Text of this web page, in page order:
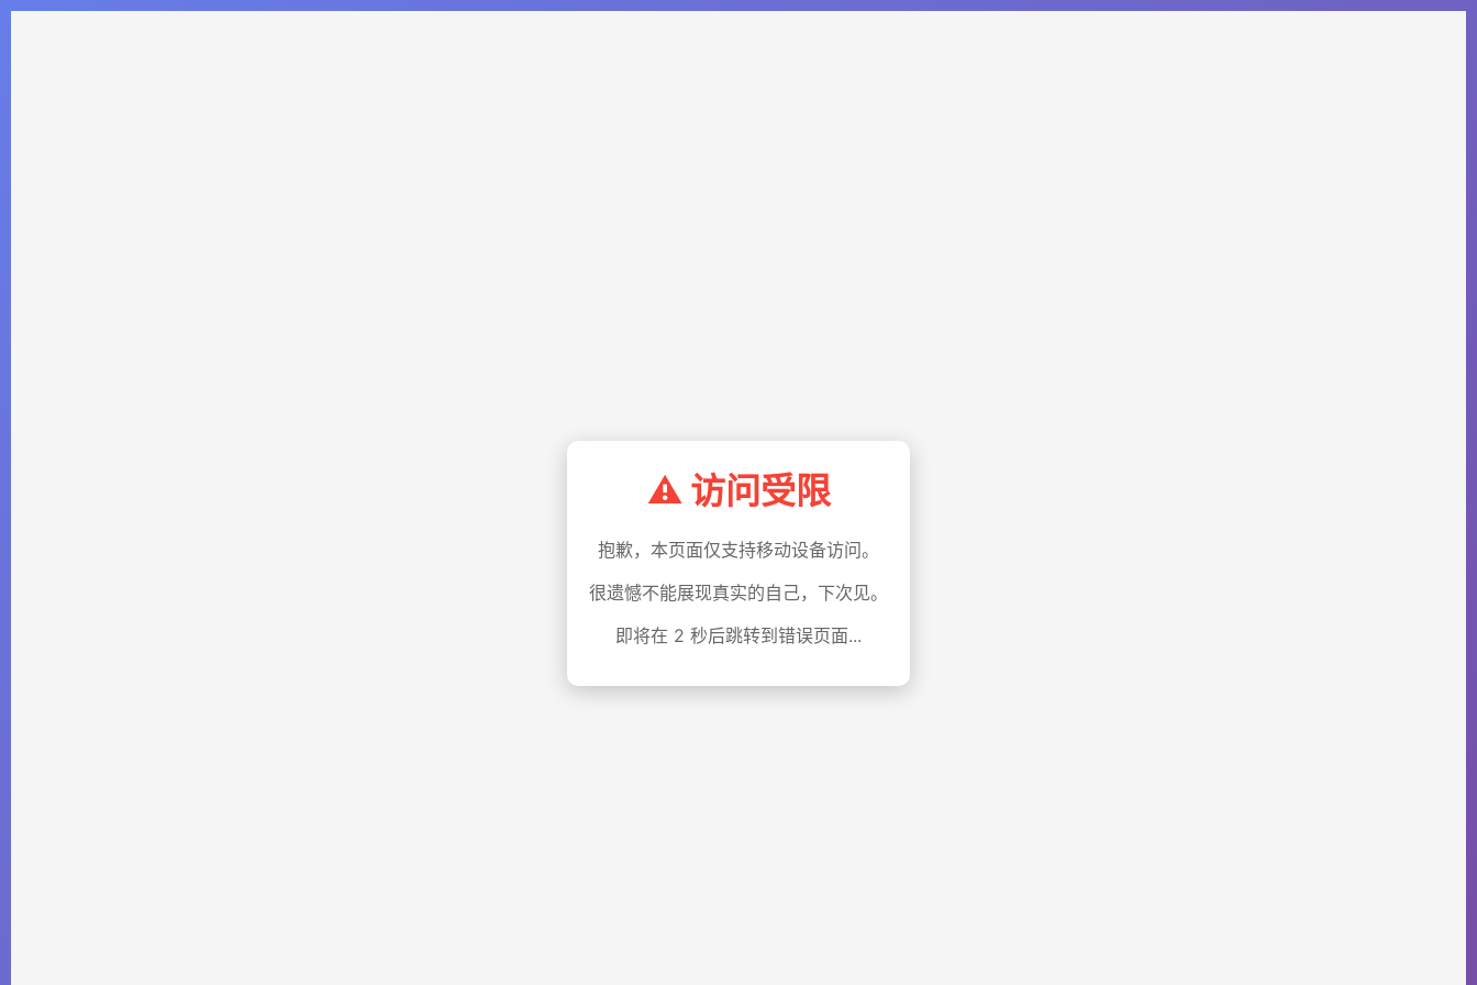
⚠️ 访问受限
抱歉，本页面仅支持移动设备访问。
很遗憾不能展现真实的自己，下次见。
即将在1秒后跳转到错误页面...